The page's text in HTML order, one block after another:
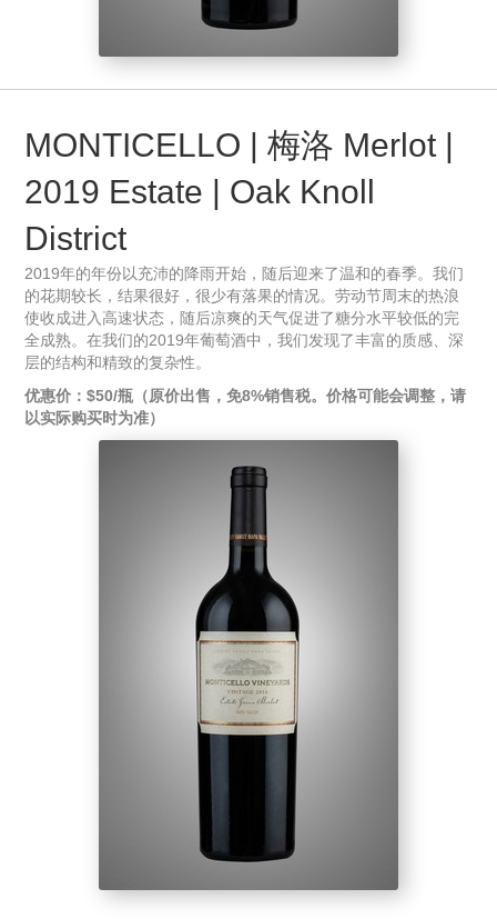
MONTICELLO | 梅洛 Merlot |
2019 Estate | Oak Knoll
District
2019年的年份以充沛的降雨开始，随后迎来了温和的春季。我们
的花期较长，结果很好，很少有落果的情况。劳动节周末的热浪
使收成进入高速状态，随后凉爽的天气促进了糖分水平较低的完
全成熟。在我们的2019年葡萄酒中，我们发现了丰富的质感、深
层的结构和精致的复杂性。
优惠价：$50/瓶（原价出售，免8%销售税。价格可能会调整，请
以实际购买时为准）